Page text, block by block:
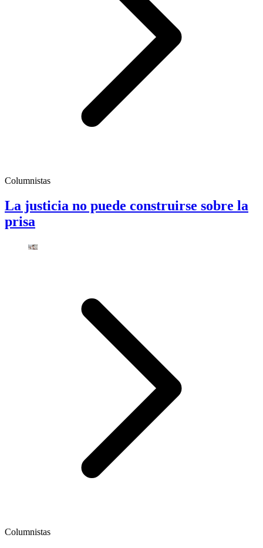
Columnistas
La justicia no puede construirse sobre la
prisa
Columnistas